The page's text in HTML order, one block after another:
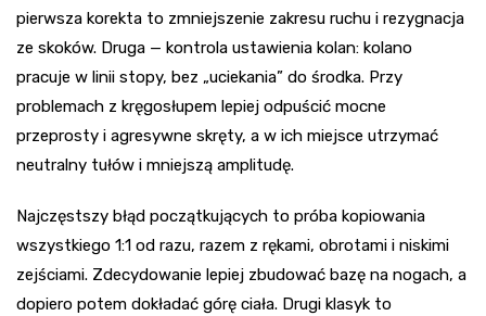
pierwsza korekta to zmniejszenie zakresu ruchu i rezygnacja
ze skoków. Druga — kontrola ustawienia kolan: kolano
pracuje w linii stopy, bez „uciekania” do środka. Przy
problemach z kręgosłupem lepiej odpuścić mocne
przeprosty i agresywne skręty, a w ich miejsce utrzymać
neutralny tułów i mniejszą amplitudę.
Najczęstszy błąd początkujących to próba kopiowania
wszystkiego 1:1 od razu, razem z rękami, obrotami i niskimi
zejściami. Zdecydowanie lepiej zbudować bazę na nogach, a
dopiero potem dokładać górę ciała. Drugi klasyk to